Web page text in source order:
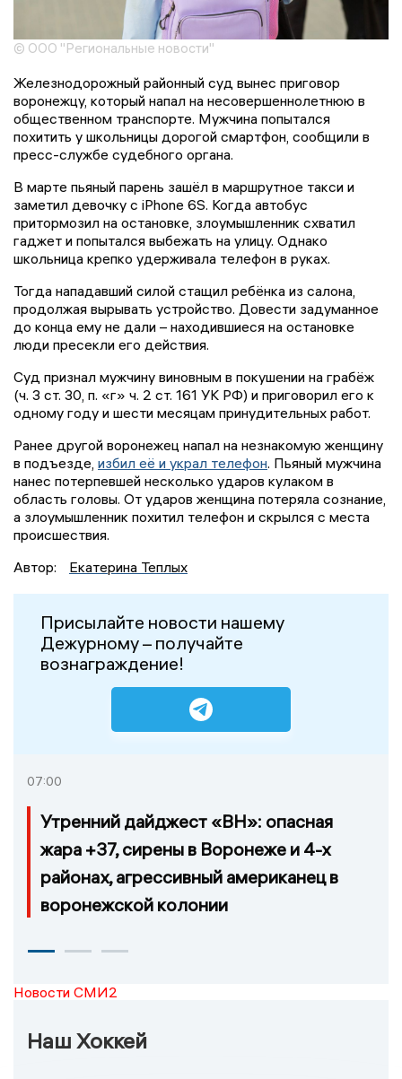
© ООО "Региональные новости"
Железнодорожный районный суд вынес приговор
воронежцу, который напал на несовершеннолетнюю в
общественном транспорте. Мужчина попытался
похитить у школьницы дорогой смартфон, сообщили в
пресс-службе судебного органа.
В марте пьяный парень зашёл в маршрутное такси и
заметил девочку с iPhone 6S. Когда автобус
притормозил на остановке, злоумышленник схватил
гаджет и попытался выбежать на улицу. Однако
школьница крепко удерживала телефон в руках.
Тогда нападавший силой стащил ребёнка из салона,
продолжая вырывать устройство. Довести задуманное
до конца ему не дали – находившиеся на остановке
люди пресекли его действия.
Суд признал мужчину виновным в покушении на грабёж
(ч. 3 ст. 30, п. «г» ч. 2 ст. 161 УК РФ) и приговорил его к
одному году и шести месяцам принудительных работ.
Ранее другой воронежец напал на незнакомую женщину
в подъезде, избил её и украл телефон. Пьяный мужчина
нанес потерпевшей несколько ударов кулаком в
область головы. От ударов женщина потеряла сознание,
а злоумышленник похитил телефон и скрылся с места
происшествия.
Автор:
Екатерина Теплых
Присылайте новости нашему
Дежурному – получайте
вознаграждение!
07:00
Утренний дайджест «ВН»: опасная
жара +37, сирены в Воронеже и 4-х
районах, агрессивный американец в
воронежской колонии
Новости СМИ2
Наш Хоккей